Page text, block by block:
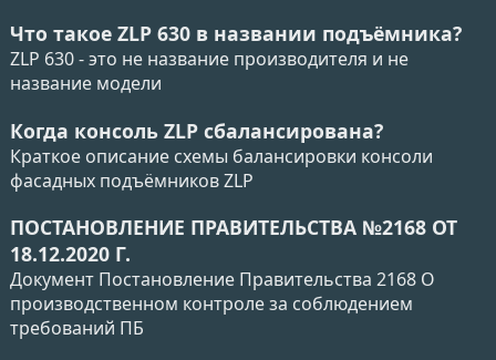
Что такое ZLP 630 в названии подъёмника?
ZLP 630 - это не название производителя и не
название модели
Когда консоль ZLP сбалансирована?
Краткое описание схемы балансировки консоли
фасадных подъёмников ZLP
ПОСТАНОВЛЕНИЕ ПРАВИТЕЛЬСТВА №2168 ОТ
18.12.2020 Г.
Документ Постановление Правительства 2168 О
производственном контроле за соблюдением
требований ПБ